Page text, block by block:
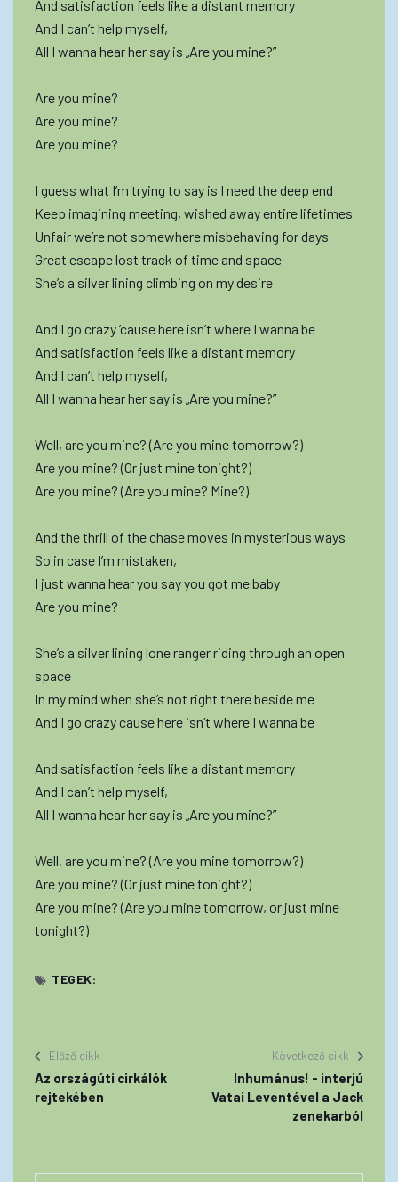
And satisfaction feels like a distant memory
And I can’t help myself,
All I wanna hear her say is „Are you mine?”
Are you mine?
Are you mine?
Are you mine?
I guess what I’m trying to say is I need the deep end
Keep imagining meeting, wished away entire lifetimes
Unfair we’re not somewhere misbehaving for days
Great escape lost track of time and space
She’s a silver lining climbing on my desire
And I go crazy ’cause here isn’t where I wanna be
And satisfaction feels like a distant memory
And I can’t help myself,
All I wanna hear her say is „Are you mine?”
Well, are you mine? (Are you mine tomorrow?)
Are you mine? (Or just mine tonight?)
Are you mine? (Are you mine? Mine?)
And the thrill of the chase moves in mysterious ways
So in case I’m mistaken,
I just wanna hear you say you got me baby
Are you mine?
She’s a silver lining lone ranger riding through an open
space
In my mind when she’s not right there beside me
And I go crazy cause here isn’t where I wanna be
And satisfaction feels like a distant memory
And I can’t help myself,
All I wanna hear her say is „Are you mine?”
Well, are you mine? (Are you mine tomorrow?)
Are you mine? (Or just mine tonight?)
Are you mine? (Are you mine tomorrow, or just mine
tonight?)
TEGEK:
Előző cikk
Az országúti cirkálók
rejtekében
Következő cikk
Inhumánus! - interjú
Vatai Leventével a Jack
zenekarból